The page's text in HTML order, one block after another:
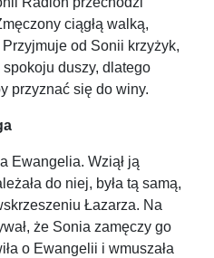
ciągłą walką,
od Sonii krzyżyk,
duszy, dlatego
przyznać się do winy.
Ewangelia. Wziął ją
do niej, była tą samą,
Łazarza. Na
że Sonia zamęczy go
o Ewangelii i wmuszała